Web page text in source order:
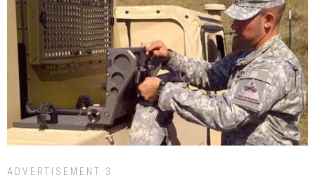
ADVERTISEMENT 3